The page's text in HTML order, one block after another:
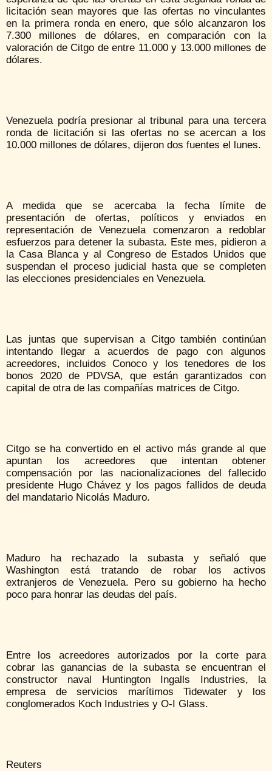
licitación sean mayores que las ofertas no vinculantes
en la primera ronda en enero, que sólo alcanzaron los
7.300 millones de dólares, en comparación con la
valoración de Citgo de entre 11.000 y 13.000 millones de
dólares.
Venezuela podría presionar al tribunal para una tercera
ronda de licitación si las ofertas no se acercan a los
10.000 millones de dólares, dijeron dos fuentes el lunes.
A medida que se acercaba la fecha límite de
presentación de ofertas, políticos y enviados en
representación de Venezuela comenzaron a redoblar
esfuerzos para detener la subasta. Este mes, pidieron a
la Casa Blanca y al Congreso de Estados Unidos que
suspendan el proceso judicial hasta que se completen
las elecciones presidenciales en Venezuela.
Las juntas que supervisan a Citgo también continúan
intentando llegar a acuerdos de pago con algunos
acreedores, incluidos Conoco y los tenedores de los
bonos 2020 de PDVSA, que están garantizados con
capital de otra de las compañías matrices de Citgo.
Citgo se ha convertido en el activo más grande al que
apuntan los acreedores que intentan obtener
compensación por las nacionalizaciones del fallecido
presidente Hugo Chávez y los pagos fallidos de deuda
del mandatario Nicolás Maduro.
Maduro ha rechazado la subasta y señaló que
Washington está tratando de robar los activos
extranjeros de Venezuela. Pero su gobierno ha hecho
poco para honrar las deudas del país.
Entre los acreedores autorizados por la corte para
cobrar las ganancias de la subasta se encuentran el
constructor naval Huntington Ingalls Industries, la
empresa de servicios marítimos Tidewater y los
conglomerados Koch Industries y O-I Glass.
Reuters